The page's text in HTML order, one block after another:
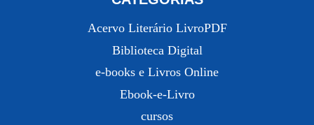
Acervo Literário LivroPDF
Biblioteca Digital
e-books e Livros Online
Ebook-e-Livro
cursos